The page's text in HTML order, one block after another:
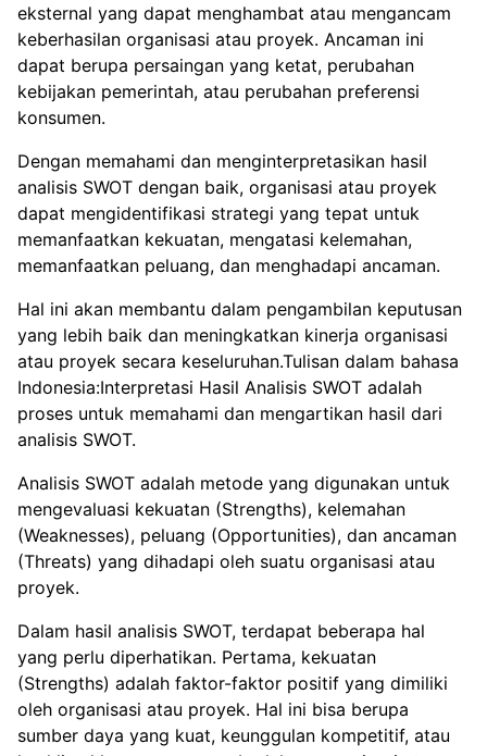
eksternal yang dapat menghambat atau mengancam
keberhasilan organisasi atau proyek. Ancaman ini
dapat berupa persaingan yang ketat, perubahan
kebijakan pemerintah, atau perubahan preferensi
konsumen.
Dengan memahami dan menginterpretasikan hasil
analisis SWOT dengan baik, organisasi atau proyek
dapat mengidentifikasi strategi yang tepat untuk
memanfaatkan kekuatan, mengatasi kelemahan,
memanfaatkan peluang, dan menghadapi ancaman.
Hal ini akan membantu dalam pengambilan keputusan
yang lebih baik dan meningkatkan kinerja organisasi
atau proyek secara keseluruhan.Tulisan dalam bahasa
Indonesia:Interpretasi Hasil Analisis SWOT adalah
proses untuk memahami dan mengartikan hasil dari
analisis SWOT.
Analisis SWOT adalah metode yang digunakan untuk
mengevaluasi kekuatan (Strengths), kelemahan
(Weaknesses), peluang (Opportunities), dan ancaman
(Threats) yang dihadapi oleh suatu organisasi atau
proyek.
Dalam hasil analisis SWOT, terdapat beberapa hal
yang perlu diperhatikan. Pertama, kekuatan
(Strengths) adalah faktor-faktor positif yang dimiliki
oleh organisasi atau proyek. Hal ini bisa berupa
sumber daya yang kuat, keunggulan kompetitif, atau